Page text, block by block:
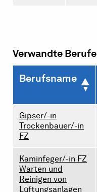
Verwandte Berufe
Berufsname
Gipser/-in
Trockenbauer/-in
FZ
Kaminfeger/-in FZ
Warten und
Reinigen von
Lüftungsanlagen